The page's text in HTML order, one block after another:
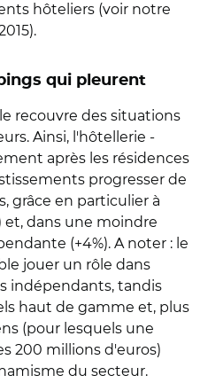
hôteliers (voir notre
qui pleurent
recouvre des situations
Ainsi, l'hôtellerie -
après les résidences
progresser de
grâce en particulier à
et, dans une moindre
(+4%). A noter : le
jouer un rôle dans
indépendants, tandis
haut de gamme et, plus
(pour lesquels une
200 millions d'euros)
du secteur.